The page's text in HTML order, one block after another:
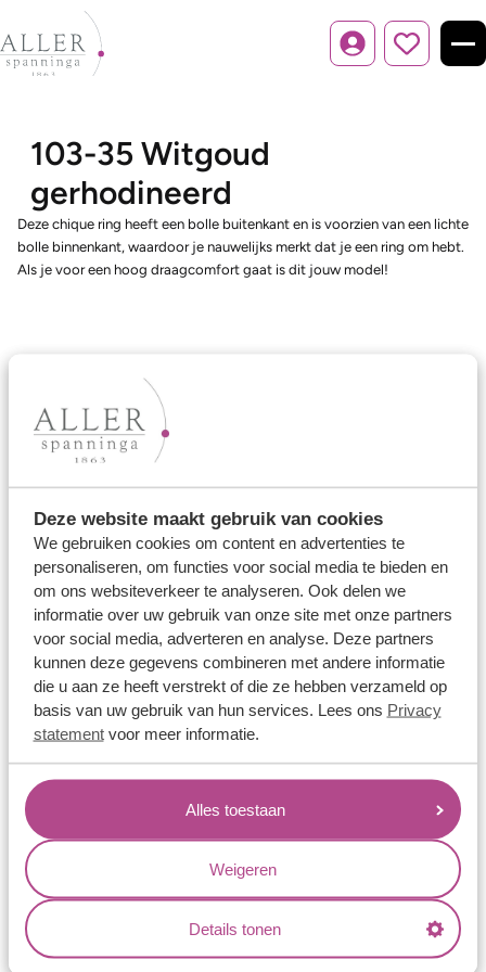
Deze website maakt gebruik van cookies
We gebruiken cookies om content en advertenties te
personaliseren, om functies voor social media te bieden en
om ons websiteverkeer te analyseren. Ook delen we
informatie over uw gebruik van onze site met onze partners
voor social media, adverteren en analyse. Deze partners
kunnen deze gegevens combineren met andere informatie
die u aan ze heeft verstrekt of die ze hebben verzameld op
basis van uw gebruik van hun services. Lees ons Privacy
statementvoor meer informatie.
Alles toestaan
Weigeren
Details tonen
Inloggen
103-35 Witgoud
gerhodineerd
Deze chique ring heeft een bolle buitenkant en is voorzien van een lichte
bolle binnenkant, waardoor je nauwelijks merkt dat je een ring om hebt.
Als je voor een hoog draagcomfort gaat is dit jouw model!
Ons aanbod
Trouwringen
Memoireringen
Verlovingsringen
Vriendschapsringen
Over ons
Aller Spanninga
Historie
Certificaten
Blogs
Jouw voordelen
Conflictvrije Materialen
Oneindig veel mogelijkheden
Kwaliteit
Juweliers & Contact